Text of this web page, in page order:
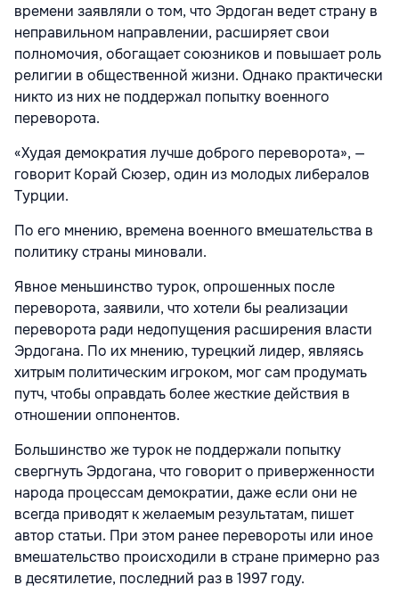
времени заявляли о том, что Эрдоган ведет страну в
неправильном направлении, расширяет свои
полномочия, обогащает союзников и повышает роль
религии в общественной жизни. Однако практически
никто из них не поддержал попытку военного
переворота.
«Худая демократия лучше доброго переворота», —
говорит Корай Сюзер, один из молодых либералов
Турции.
По его мнению, времена военного вмешательства в
политику страны миновали.
Явное меньшинство турок, опрошенных после
переворота, заявили, что хотели бы реализации
переворота ради недопущения расширения власти
Эрдогана. По их мнению, турецкий лидер, являясь
хитрым политическим игроком, мог сам продумать
путч, чтобы оправдать более жесткие действия в
отношении оппонентов.
Большинство же турок не поддержали попытку
свергнуть Эрдогана, что говорит о приверженности
народа процессам демократии, даже если они не
всегда приводят к желаемым результатам, пишет
автор статьи. При этом ранее перевороты или иное
вмешательство происходили в стране примерно раз
в десятилетие, последний раз в 1997 году.